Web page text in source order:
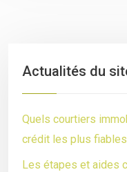
Actualités du
Quels courtiers
crédit les plus
Les étapes et aides